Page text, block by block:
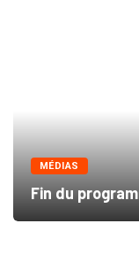
MÉDIAS
Fin du